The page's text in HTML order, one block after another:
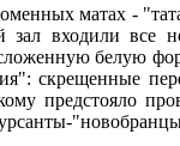
матах -
зал входили все
белую
скрещенные
предстояло